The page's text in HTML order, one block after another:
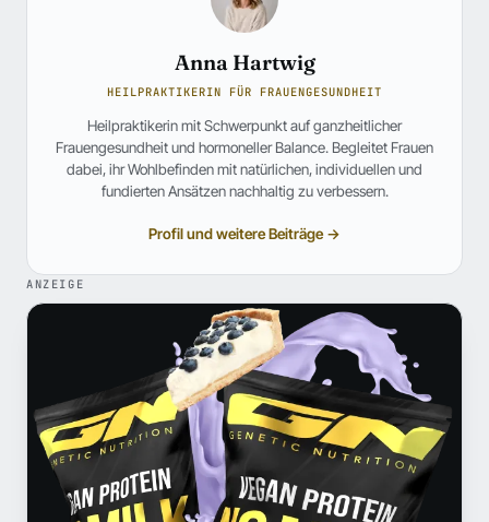
Anna Hartwig
HEILPRAKTIKERIN FÜR FRAUENGESUNDHEIT
Heilpraktikerin mit Schwerpunkt auf ganzheitlicher
Frauengesundheit und hormoneller Balance. Begleitet Frauen
dabei, ihr Wohlbefinden mit natürlichen, individuellen und
fundierten Ansätzen nachhaltig zu verbessern.
Profil und weitere Beiträge →
ANZEIGE